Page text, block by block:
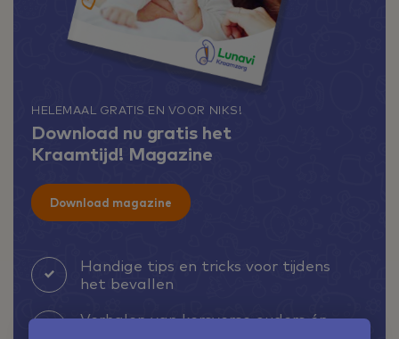
HELEMAAL GRATIS EN VOOR NIKS!
Download nu gratis het
Kraamtijd! Magazine
Download magazine
Handige tips en tricks voor tijdens
het bevallen
Verhalen van kersverse ouders én